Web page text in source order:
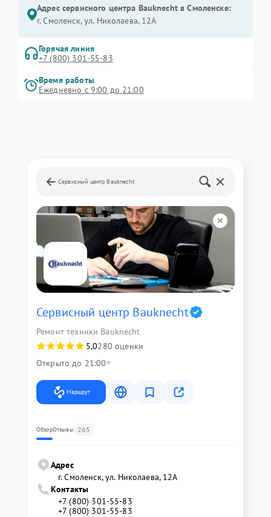
Адрес сервисного центра Bauknecht в Смоленске:
г. Смоленск, ул. Николаева, 12А
Горячая линия
+7 (800) 301-55-83
Время работы
Ежедневно с 9:00 до 21:00
Сервисный центр Bauknecht
Сервисный центр Bauknecht
Ремонт техники Bauknecht
5,0280 оценки
Открыто до 21:00
Маршрут
ОбзорОтзывы 265
Адрес
г. Смоленск, ул. Николаева, 12А
Контакты
+7 (800) 301-55-83
+7 (800) 301-55-83